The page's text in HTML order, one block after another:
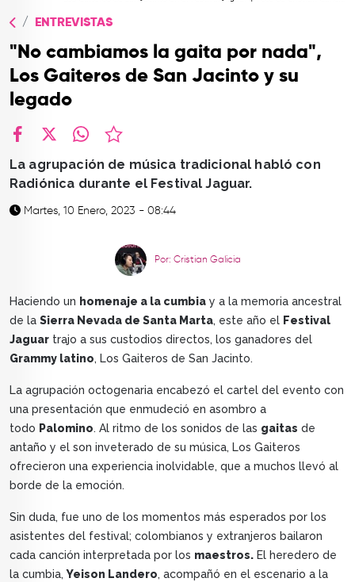
CONTACTO
ENTREVISTAS
"No cambiamos la gaita por nada",
Los Gaiteros de San Jacinto y su
legado
La agrupación de música tradicional habló con
Radiónica durante el Festival Jaguar.
Martes, 10 Enero, 2023 - 08:44
Por: Cristian Galicia
Haciendo un homenaje a la cumbia y a la memoria ancestral
de la Sierra Nevada de Santa Marta, este año el Festival
Jaguar trajo a sus custodios directos, los ganadores del
Grammy latino, Los Gaiteros de San Jacinto.
La agrupación octogenaria encabezó el cartel del evento con
una presentación que enmudeció en asombro a
todo Palomino. Al ritmo de los sonidos de las gaitas de
antaño y el son inveterado de su música, Los Gaiteros
ofrecieron una experiencia inolvidable, que a muchos llevó al
borde de la emoción.
Sin duda, fue uno de los momentos más esperados por los
asistentes del festival; colombianos y extranjeros bailaron
cada canción interpretada por los maestros. El heredero de
la cumbia,Yeison Landero, acompañó en el escenario a la